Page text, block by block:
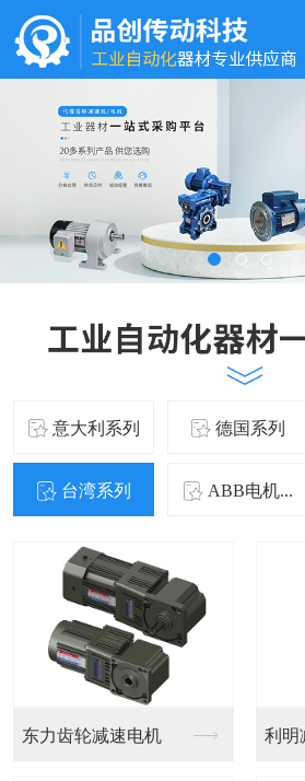
意大利系列 德国系列
台湾系列 ABB电机...
ABB电机 ABB